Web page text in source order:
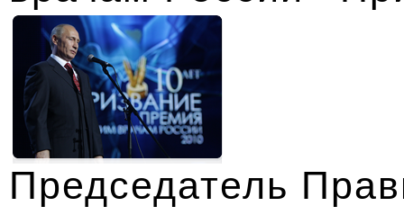
Председатель